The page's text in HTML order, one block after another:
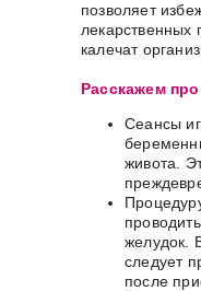
позволяет
лекарственных
калечат
Расскажем
Сеансы
живота.
желудок.
следует
после